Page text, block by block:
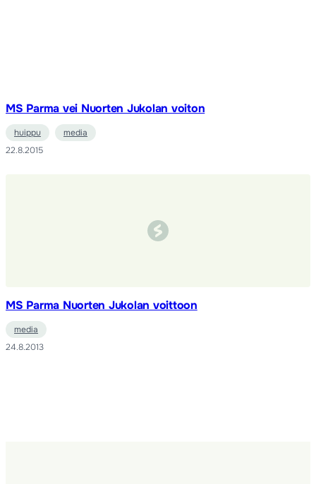
MS Parma vei Nuorten Jukolan voiton
huippu
media
22.8.2015
MS Parma Nuorten Jukolan voittoon
media
24.8.2013